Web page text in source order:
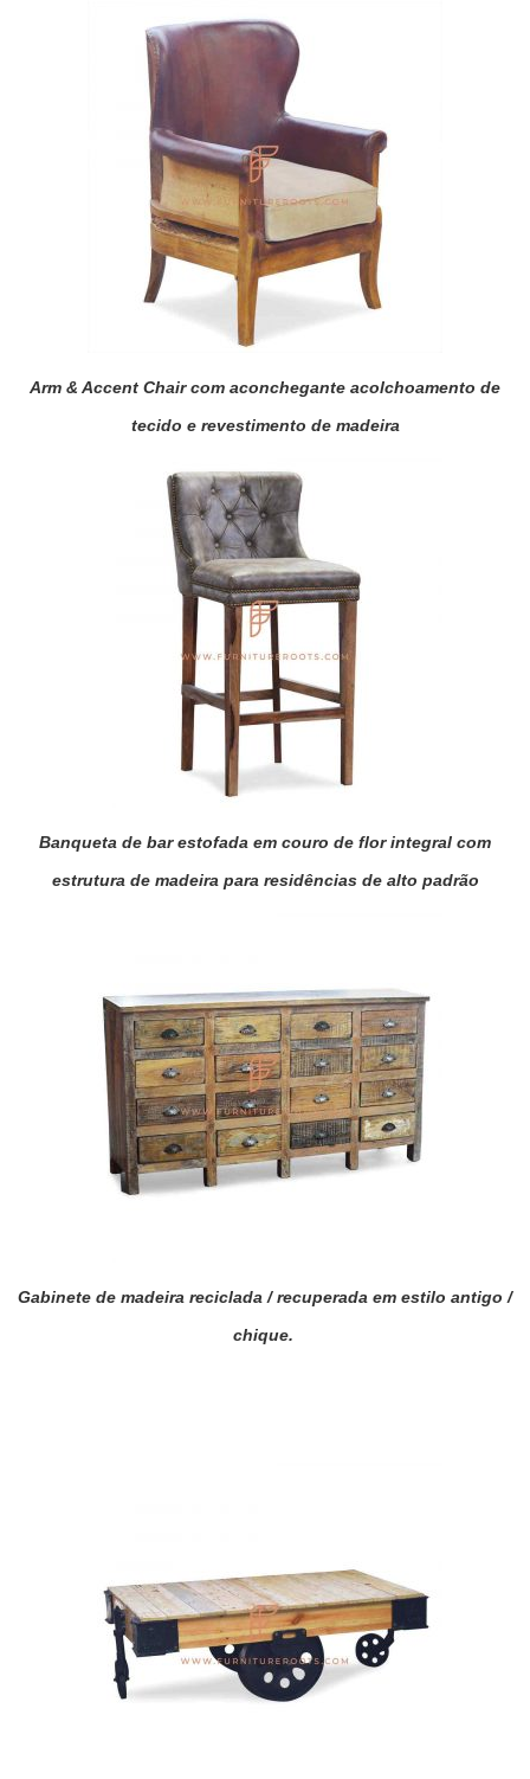
Arm & Accent Chair com aconchegante acolchoamento de
tecido e revestimento de madeira
Banqueta de bar estofada em couro de flor integral com
estrutura de madeira para residências de alto padrão
Gabinete de madeira reciclada / recuperada em estilo antigo /
chique.